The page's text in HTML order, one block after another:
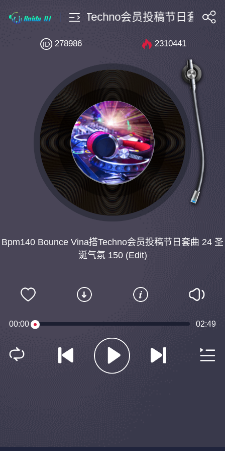
Bounce Vina搭Techno会员投稿节日套曲
Bpm140 Bounce Vina搭Techno会员投稿节日套曲 24 圣
诞气氛 150 (Edit)
278986 2310441
00:00 02:49